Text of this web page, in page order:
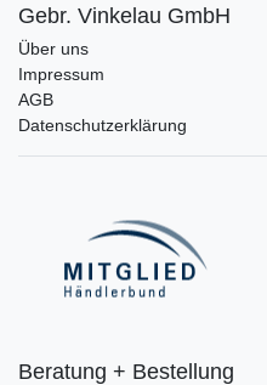
Gebr. Vinkelau GmbH
Über uns
Impressum
AGB
Datenschutzerklärung
Beratung + Bestellung